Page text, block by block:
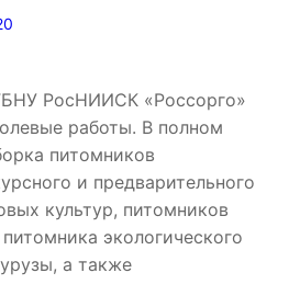
РосНИИСК «Россорго»
работы. В полном
питомников
и предварительного
культур, питомников
экологического
а также